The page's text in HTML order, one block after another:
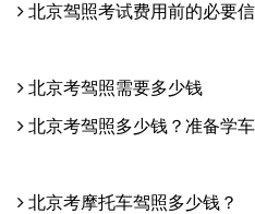
北京驾照考试费用前的必要
北京考驾照需要多少钱
北京考驾照多少钱？准备学
北京考摩托车驾照多少钱？